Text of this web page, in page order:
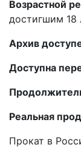
Возрастной
достигшим 18
Архив
Доступна
Реальная
Прокат в